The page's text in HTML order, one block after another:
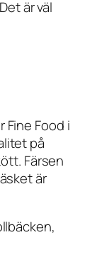
är väl
Fine Food i
på
Färsen
är